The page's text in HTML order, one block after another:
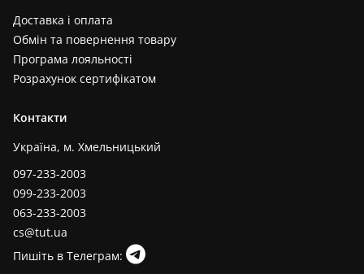
Доставка і оплата
Обмін та повернення товару
Програма лояльності
Розрахунок сертифікатом
Контакти
Україна, м. Хмельницький
097-233-2003
099-233-2003
063-233-2003
cs@tut.ua
Пишіть в Телеграм: